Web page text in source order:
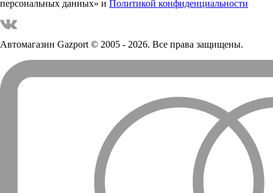
персональных данных» и Политикой конфиденциальности
Автомагазин Gazport© 2005 - 2026. Все права защищены.